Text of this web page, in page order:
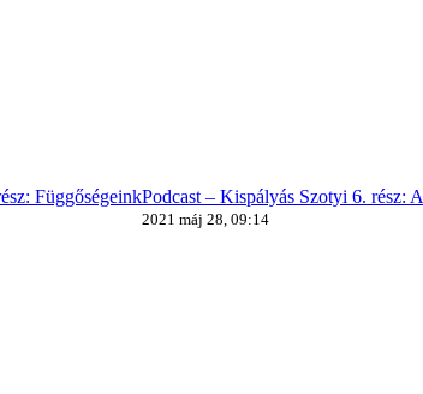
FüggőségeinkPodcast – Kispályás Szotyi 6. rész:
2021 máj 28, 09:14